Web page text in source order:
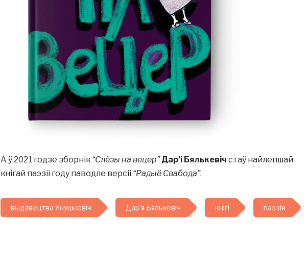
А ў 2021 годзе зборнік “Слёзы на вецер” Дар’і Бялькевіч стаў найлепшай
кнігай паэзіі году паводле версіі “Радыё Свабода”.
выдавецтва Янушкевіч Дар'я Бялькевіч кнігі паэзія